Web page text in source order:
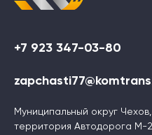
+7 923 347-03-80
Муниципальный округ Чехов,
территория Автодорога М-